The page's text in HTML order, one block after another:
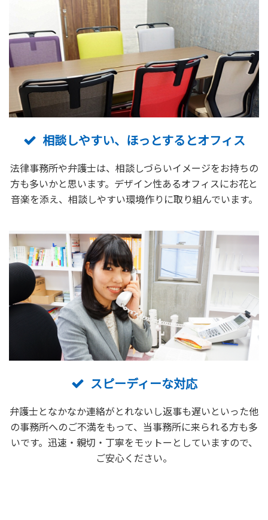
相談しやすい、ほっとするとオフィス
法律事務所や弁護士は、相談しづらいイメージをお持ちの
方も多いかと思います。デザイン性あるオフィスにお花と
音楽を添え、相談しやすい環境作りに取り組んでいます。
スピーディーな対応
弁護士となかなか連絡がとれないし返事も遅いといった他
の事務所へのご不満をもって、当事務所に来られる方も多
いです。迅速・親切・丁寧をモットーとしていますので、
ご安心ください。